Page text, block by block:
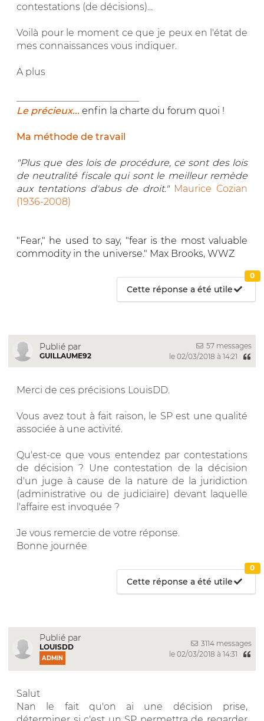
contestations (de décisions)...
Voilà pour le moment ce que je peux en l'état de
mes connaissances vous indiquer.
A plus
Le précieux... enfin la charte du forum quoi !
Ma méthode de travail
"Plus que des lois de procédure, ce sont des lois
de neutralité fiscale qui sont le meilleur remède
aux tentations d'abus de droit." Maurice Cozian
(1936-2008)
"Fear," he used to say, "fear is the most valuable
commodity in the universe." Max Brooks, WWZ
Cette réponse a été utile
0
Publié par
GUILLAUME92
57 messages
le 02/03/2018 à 14:21
Merci de ces précisions LouisDD.
Vous avez tout à fait raison, le SP est une qualité
associée à une activité.
Qu'est-ce que vous entendez par contestations
de décision ? Une contestation de la décision
d'un juge à cause de la nature de la juridiction
(administrative ou de judiciaire) devant laquelle
l'affaire est invoquée ?
Je vous remercie de votre réponse.
Bonne journée
Cette réponse a été utile
0
Publié par
LOUISDD
ADMIN
3114 messages
le 02/03/2018 à 14:31
Salut
Nan le fait qu'on ai une décision prise,